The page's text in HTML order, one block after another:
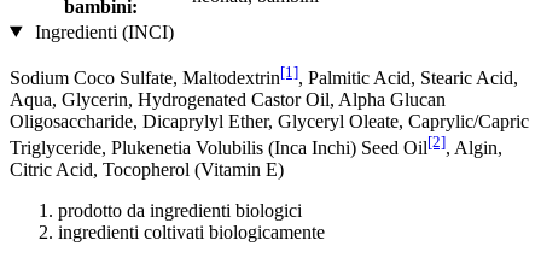
bambini:
Ingredienti (INCI)
Sodium Coco­ Sulfate, Maltodextrin[1], Palmitic Acid, Stearic Acid,
Aqua, Glycerin, Hydrogenated Castor Oil, Alpha Glucan
Oligosaccharide, Dicaprylyl Ether, Glyceryl Oleate, Caprylic/Capric
Triglyceride, Plukenetia Volubilis (Inca Inchi) Seed Oil[2], Algin,
Citric Acid, Tocopherol (Vitamin E)
prodotto da ingredienti biologici
ingredienti coltivati ​​biologicamente